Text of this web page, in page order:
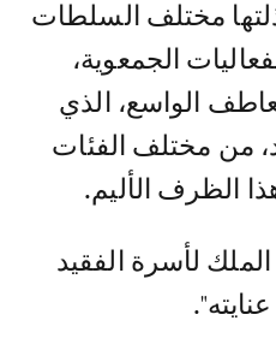
مختلف السلطات
الجمعوية،
الواسع، الذي
من مختلف الفئات
الظرف الأليم.
لأسرة الفقيد